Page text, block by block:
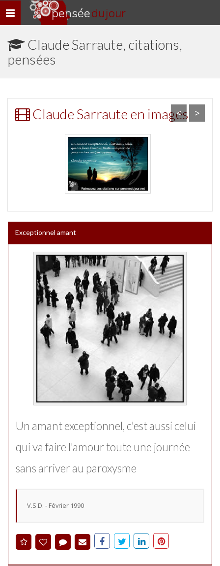
Navigation
rapide
penséedu jour
Claude Sarraute, citations,
pensées
Claude Sarraute en images
< >
Exceptionnel amant
Un amant exceptionnel, c'est aussi celui
qui va faire l'amour toute une journée
sans arriver au paroxysme
V.S.D. - Février 1990